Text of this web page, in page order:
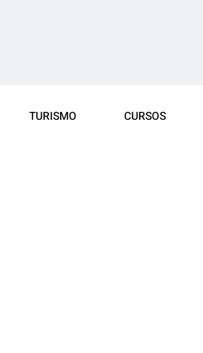
TURISMO CURSOS